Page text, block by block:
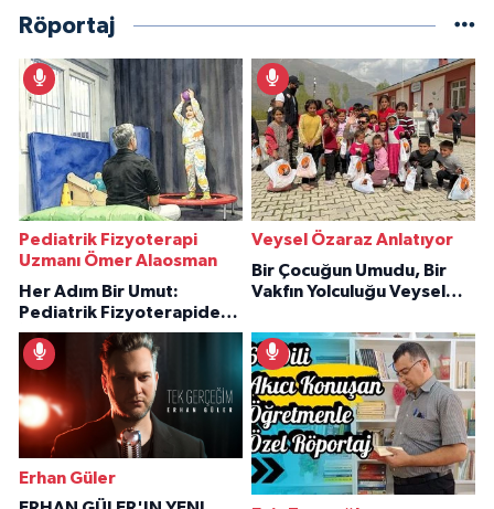
Röportaj
Pediatrik Fizyoterapi
Uzmanı Ömer Alaosman
Her Adım Bir Umut:
Pediatrik Fizyoterapiden
İlham Veren Hikâyeler
Veysel Özaraz Anlatıyor
Bir Çocuğun Umudu, Bir
Vakfın Yolculuğu Veysel
Erhan Güler